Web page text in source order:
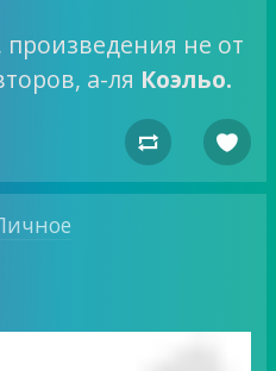
произведения не от
а-ля Коэльо.
 